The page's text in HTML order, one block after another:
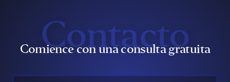
Contacto
Comience con una consulta gratuita